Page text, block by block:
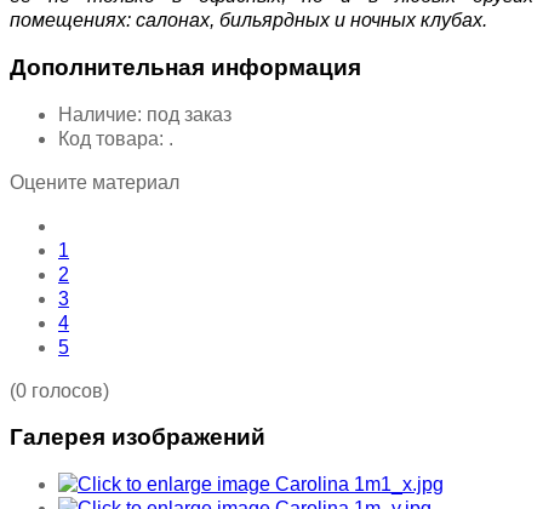
помещениях: салонах, бильярдных и ночных клубах.
Дополнительная информация
Наличие: под заказ
Код товара: .
Оцените материал
1
2
3
4
5
(0 голосов)
Галерея изображений